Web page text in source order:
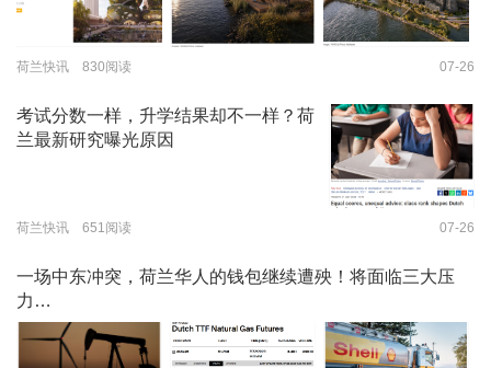
荷兰快讯 830阅读 07-26
考试分数一样，升学结果却不一样？荷
兰最新研究曝光原因
荷兰快讯 651阅读 07-26
一场中东冲突，荷兰华人的钱包继续遭殃！将面临三大压
力…